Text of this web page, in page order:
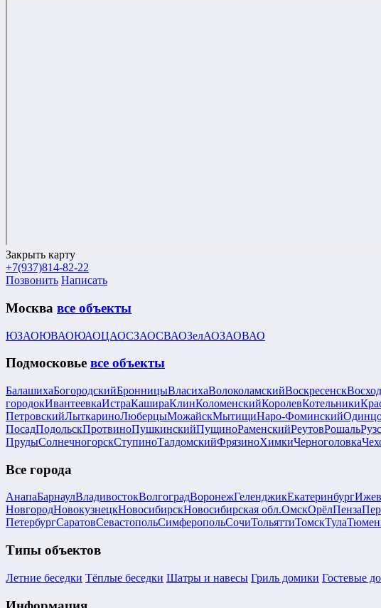
Закрыть карту
+7(937)814-82-22
Позвонить Написать
Москва все объекты
ЮЗАОЮВАОЮАОЦАОСЗАОСВАОЗелАОЗАОВАО
Подмосковье все объекты
БалашихаБогородскийБронницыВласихаВолоколамскийВоскресенскВосход
городокИвантеевкаИстраКашираКлинКоломенскийКоролевКотельники
ПетровскийЛыткариноЛюберцыМожайскМытищиНаро-Фоминский
ПосадПодольскПротвиноПушкинскийПущиноРаменскийРеутовРошаль
ПрудыСолнечногорскСтупиноТалдомскийФрязиноХимкиЧерноголовка
Все города
АнапаБарнаулВладивостокВолгоградВоронежГеленджикЕкатеринбург
НовгородНовокузнецкНовосибирскНовосибирская обл.ОмскОрёлПенза
ПетербургСаратовСевастопольСимферопольСочиТольяттиТомскТула
Типы объектов
Летние беседки Тёплые беседки Шатры и навесы Гриль домики Гостевые